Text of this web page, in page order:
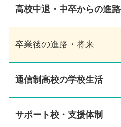
高校中退・中卒からの進路
卒業後の進路・将来
通信制高校の学校生活
サポート校・支援体制